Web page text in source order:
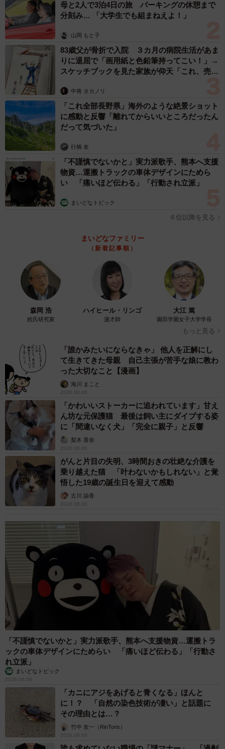
母と2人で3泊4日の旅 パーキングの休憩まで
分刻み… 「大学生でも組まねえよ！」
山岡 もと子
83歳父が骨折で入院 ３カ月の病院生活があま
りに退屈で「画用紙と色鉛筆持ってこい！」→
スケッチブックを見た家族が仰天「これ、売れ
中将 タカノリ
「これ全部長野県」海外のような絶景ショット
に感動と反響「離れてからいいところだったん
だって気づいた」
行橋 友
「不謹慎でないかと」実力派歌手、熊本へ支援
物資…運搬トラックの車体デザインにためら
い 「痛いほど伝わる」「行動され立派」
まいどなトピック
６位以降を見る
まいどなファミリー
（新着記事順）
森岡 浩
姓氏研究家
ハイヒール・リンゴ
漫才師
大江 篤
園田学園女子大学学長
もっと見る
「誰かみたいにならなきゃ」 他人を正解にし
て生きてきた母親 自己主張が苦手な娘に教わ
った大切なこと【漫画】
海川 まこと
2026.08.06
「かわいいストーカーに追われています」甘え
ん坊な元保護猫 最後は飼い主にダイブする姿
に「間違いなく犬」「完全に親子」と反響
梨木 香奈
2026.08.06
がんと片目の失明、3時間おきの壮絶な介護を
乗り越えた猫 「叶わないかもしれない」と覚
悟した19歳の誕生日を迎えて感動
古川 諭香
2026.08.06
「不謹慎でないかと」実力派歌手、熊本へ支援物資…運搬トラ
ックの車体デザインにためらい 「痛いほど伝わる」「行動さ
れ立派」
まいどなトピック
2026.08.06
「カニにアジをあげると青くなる」ほんと
に！？ 「自然の染色技術が凄い」と話題に
その理由とは…？
竹中 友一（RinToris）
2026.08.06